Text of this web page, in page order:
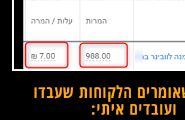
הלקוחות שעבדו
ועובדים איתי: